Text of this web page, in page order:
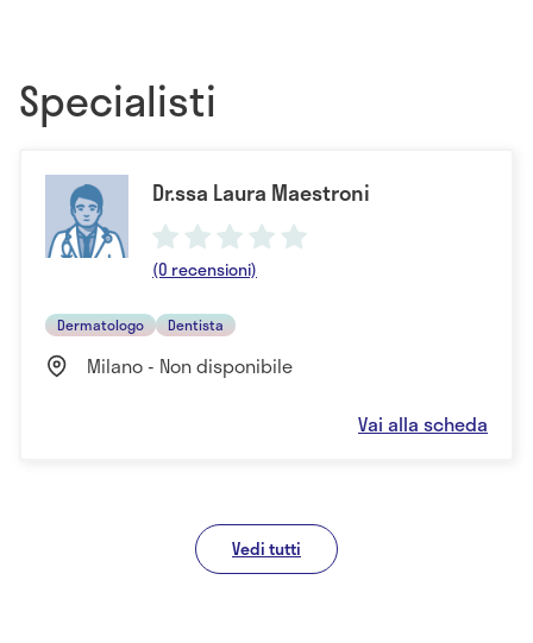
Specialisti
Dr.ssa Laura Maestroni
(0 recensioni)
Dermatologo Dentista
Milano - Non disponibile
Vai alla scheda
Vedi tutti